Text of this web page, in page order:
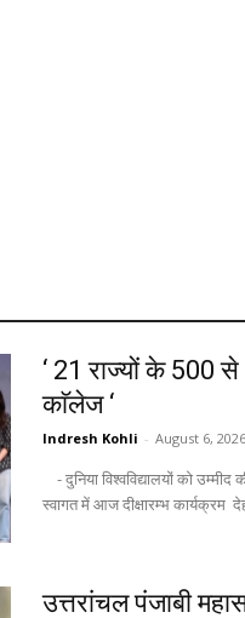
‘ 21 राज्यों के 500
काॅलेज ‘
Indresh Kohli - August 6, 2026
उत्तरांचल पंजाबी